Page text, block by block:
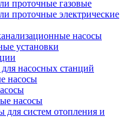
проточные газовые
проточные электрические
насосы
установки
для насосных станций
насосы
насосы
для систем отопления и